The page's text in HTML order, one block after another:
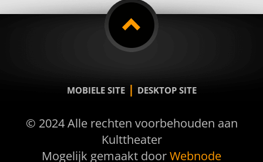
MOBIELE SITE | DESKTOP SITE
© 2024 Alle rechten voorbehouden aan
Kulttheater
Mogelijk gemaakt doorWebnode